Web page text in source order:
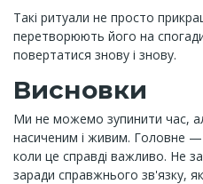
Такі ритуали не просто
перетворюють його на
повертатися знову і знову.
Висновки
Ми не можемо зупинити час,
насиченим і живим. Головне
коли це справді важливо. Не
заради справжнього зв'язку,